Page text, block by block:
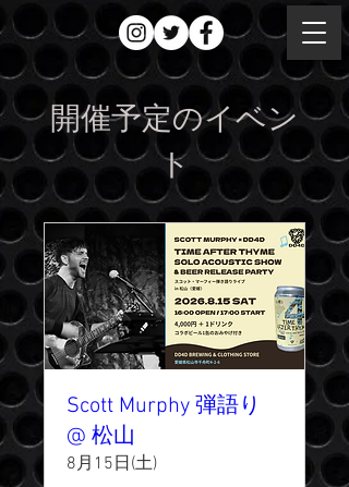
開催予定のイベン
ト
Scott Murphy 弾語り
@ 松山
8月15日(土)